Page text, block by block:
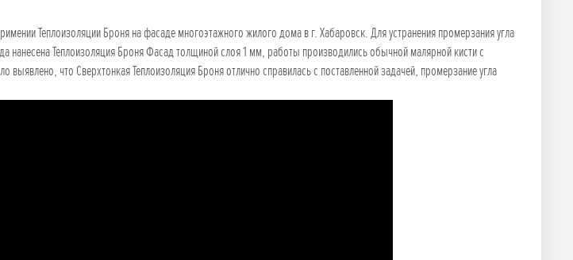
Теплоизоляции Броня на фасаде многоэтажного жилого дома в г. Хабаровск. Для устранения промерзания угла
нанесена Теплоизоляция Броня Фасад толщиной слоя 1 мм, работы производились обычной малярной кисти с
выявлено, что Сверхтонкая Теплоизоляция Броня отлично справилась с поставленной задачей, промерзание угла